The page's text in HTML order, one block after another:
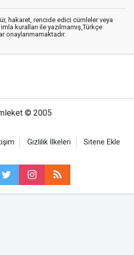
hakaret, rencide edici cümleler veya
kuralları ile yazılmamış,Türkçe
onaylanmamaktadır.
© 2005
Gizlilik İlkeleri Sitene Ekle